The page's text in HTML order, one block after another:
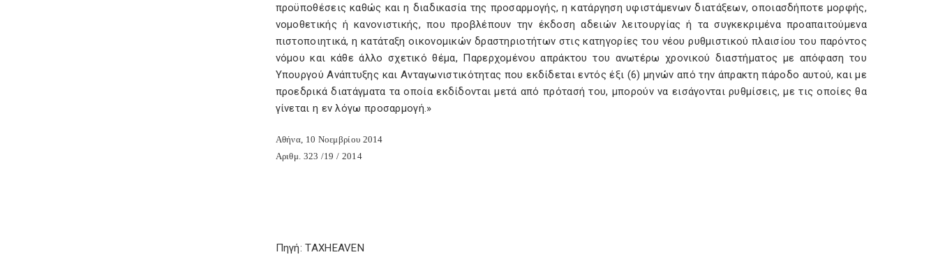
προϋποθέσεις καθώς και η διαδικασία της προσαρμογής, η κατάργηση υφιστάμενων διατάξεων, οποιασδήποτε μορφής,
νομοθετικής ή κανονιστικής, που προβλέπουν την έκδοση αδειών λειτουργίας ή τα συγκεκριμένα προαπαιτούμενα
πιστοποιητικά, η κατάταξη οικονομικών δραστηριοτήτων στις κατηγορίες του νέου ρυθμιστικού πλαισίου του παρόντος
νόμου και κάθε άλλο σχετικό θέμα, Παρερχομένου απράκτου του ανωτέρω χρονικού διαστήματος με απόφαση του
Υπουργού Ανάπτυξης και Ανταγωνιστικότητας που εκδίδεται εντός έξι (6) μηνών από την άπρακτη πάροδο αυτού, και με
προεδρικά διατάγματα τα οποία εκδίδονται μετά από πρότασή του, μπορούν να εισάγονται ρυθμίσεις, με τις οποίες θα
γίνεται η εν λόγω προσαρμογή.»
Αθήνα, 10 Νοεμβρίου 2014
Αριθμ. 323 /19 / 2014
Πηγή: TAXHEAVEN